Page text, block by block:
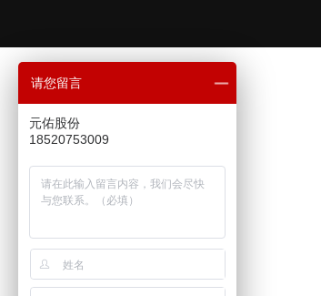
请您留言
元佑股份
18520753009